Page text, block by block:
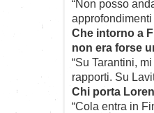
“Non posso
approfondimenti
Che intorno a
non era forse
“Su Tarantini,
rapporti. Su
Chi porta
“Cola entra in